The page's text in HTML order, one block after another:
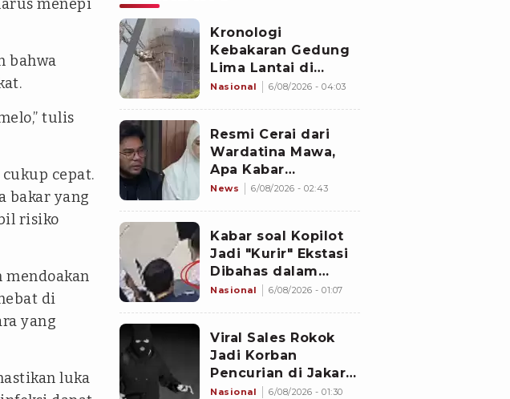
menepi
bahwa
tulis
cepat.
bakar yang
risiko
mendoakan
di
yang
luka
Kronologi
Kebakaran Gedung
Lima Lantai di
Cikini, Sempat Coba
Nasional 6/08/2026 - 04:03
Resmi Cerai dari
Wardatina Mawa,
Apa Kabar
Hubungan Asmara
News 6/08/2026 - 02:43
Kabar soal Kopilot
Jadi "Kurir" Ekstasi
Dibahas dalam
Rapat Kabinet
Nasional 6/08/2026 - 01:07
Viral Sales Rokok
Jadi Korban
Pencurian di Jakarta
Barat, Sejumlah
Nasional 6/08/2026 - 01:30